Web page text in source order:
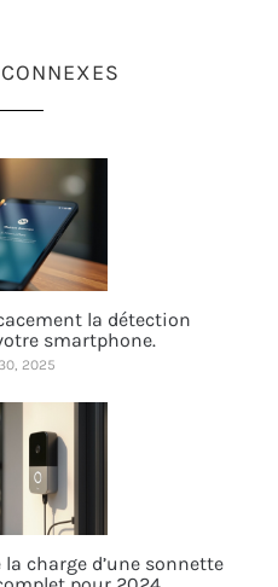
la détection
smartphone.
2025
charge d’une sonnette